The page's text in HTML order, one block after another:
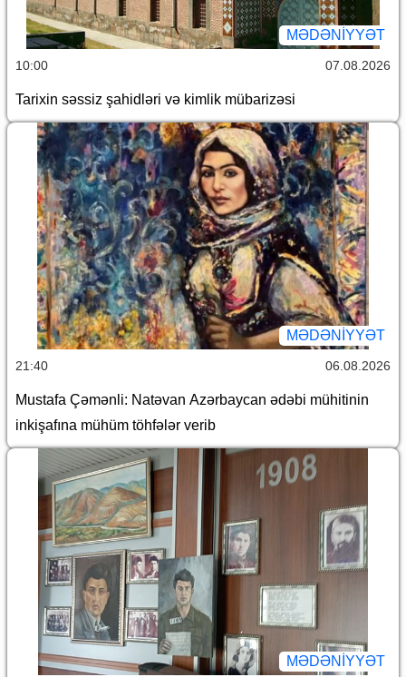
MƏDƏNIYYƏT
10:00 07.08.2026
Tarixin səssiz şahidləri və kimlik mübarizəsi
MƏDƏNIYYƏT
21:40 06.08.2026
Mustafa Çəmənli: Natəvan Azərbaycan ədəbi mühitinin
inkişafına mühüm töhfələr verib
MƏDƏNIYYƏT